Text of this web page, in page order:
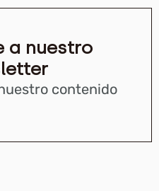
a nuestro
contenido